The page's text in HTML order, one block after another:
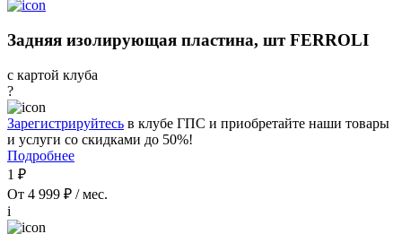
Задняя изолирующая пластина, шт FERROLI
с картой клуба
?
Зарегистрируйтесь в клубе ГПС и приобретайте наши товары
и услуги со скидками до 50%!
Подробнее
1 ₽
От 4 999 ₽ / мес.
i